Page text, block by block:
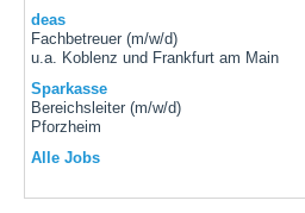
deas
Fachbetreuer (m/w/d)
u.a. Koblenz und Frankfurt am Main
Sparkasse
Bereichsleiter (m/w/d)
Pforzheim
Alle Jobs